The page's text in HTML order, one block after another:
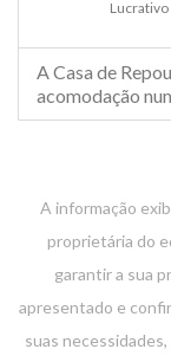
Lucrativo
A Casa de
acomodação
A informação
proprietária do
garantir a sua
apresentado e
suas